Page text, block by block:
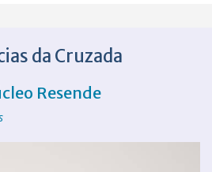
da Cruzada
Resende